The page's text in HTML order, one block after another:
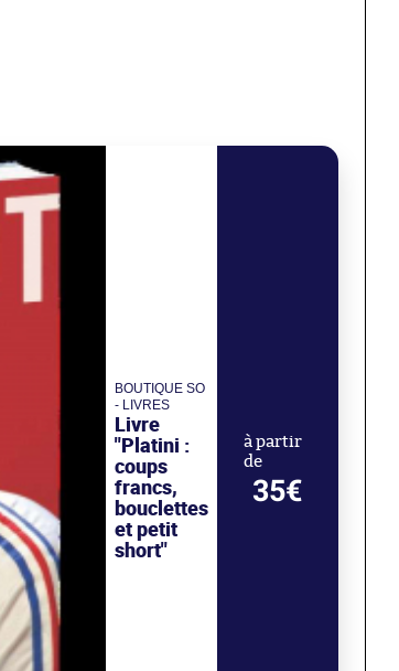
BOUTIQUE SO
- LIVRES
Livre
"Platini :
coups
francs,
bouclettes
et petit
short"
à partir
de
35€